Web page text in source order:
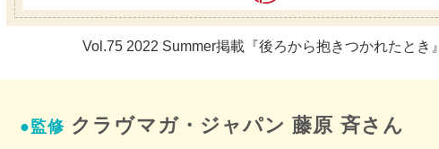
Vol.75 2022 Summer掲載 『後ろから抱きつかれたとき』
●監修 クラヴマガ・ジャパン 藤原 斉さん